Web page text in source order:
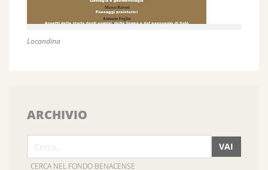
Locandina
ARCHIVIO
VAI
CERCA NEL FONDO BENACENSE